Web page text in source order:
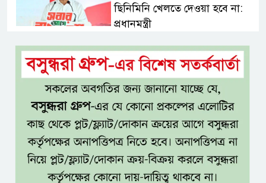
ছিনিমিনি খেলতে দেওয়া হবে না:
প্রধানমন্ত্রী
শ্রীমঙ্গলে বর্ণাঢ্য আয়োজনে
আন্তর্জাতিক আদিবাসী দিবস পালিত
যশোরে ইন্টারন্যাশনাল পিস স্কুল
অ্যান্ড কলেজে বৃক্ষ বিতরণ কর্মসূচি
বিজয়ের মানসিকতা নিয়ে বহুদূর
যেতে চায় বাংলাদেশ অনূর্ধ্ব-২০ দল